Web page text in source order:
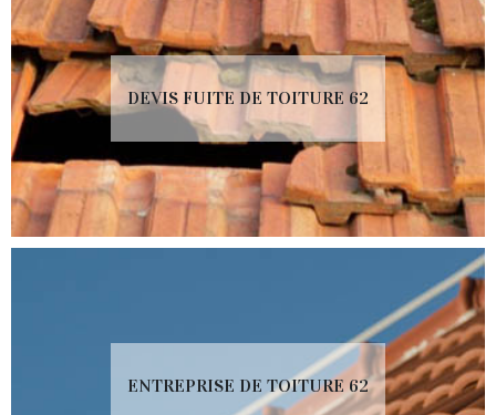
DEVIS FUITE DE TOITURE 62
ENTREPRISE DE TOITURE 62